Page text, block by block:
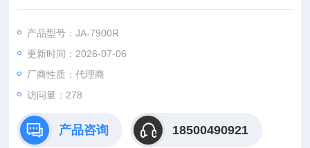
₂）、乙烷（C2H6）、丙烷（C3H8）的一次进样全分析。利用
值、密度、相对密、气化率等自动生成报表的一种专用仪器。
产品型号：JA-7900R
更新时间：2026-07-06
厂商性质：代理商
访问量：278
产品咨询 18500490921